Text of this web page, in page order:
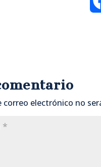
correo electrónico no